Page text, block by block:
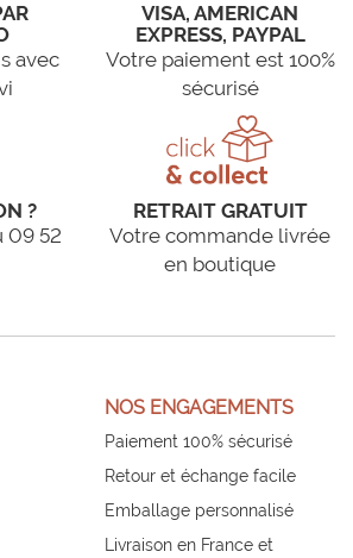
avec
VISA, AMERICAN
EXPRESS, PAYPAL
Votre paiement est 100%
sécurisé
?
09 52
RETRAIT GRATUIT
Votre commande livrée
en boutique
NOS ENGAGEMENTS
Paiement 100% sécurisé
Retour et échange facile
Emballage personnalisé
Livraison en France et